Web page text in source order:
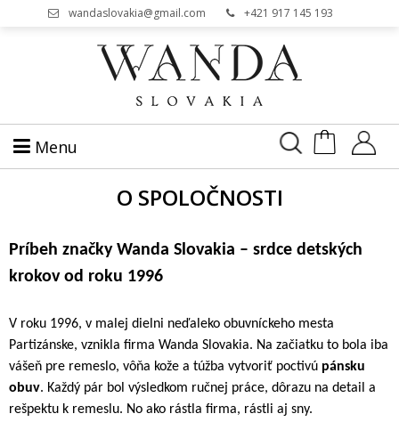
wandaslovakia@gmail.com +421 917 145 193
Menu
O SPOLOČNOSTI
Príbeh značky Wanda Slovakia – srdce detských
krokov od roku 1996
V roku 1996, v malej dielni neďaleko obuvníckeho mesta
Partizánske, vznikla firma Wanda Slovakia. Na začiatku to bola iba
vášeň pre remeslo, vôňa kože a túžba vytvoriť poctivú pánsku
obuv. Každý pár bol výsledkom ručnej práce, dôrazu na detail a
rešpektu k remeslu. No ako rástla firma, rástli aj sny.